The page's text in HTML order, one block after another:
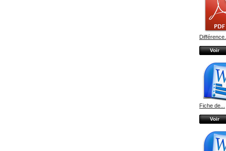
Voir
Fiche de...
Voir